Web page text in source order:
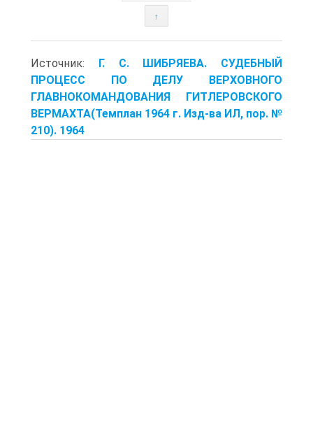
↑
Источник: Г. С. ШИБРЯЕВА. СУДЕБНЫЙ
ПРОЦЕСС ПО ДЕЛУ ВЕРХОВНОГО
ГЛАВНОКОМАНДОВАНИЯ ГИТЛЕРОВСКОГО
ВЕРМАХТА(Темплан 1964 г. Изд-ва ИЛ, пор. №
210). 1964